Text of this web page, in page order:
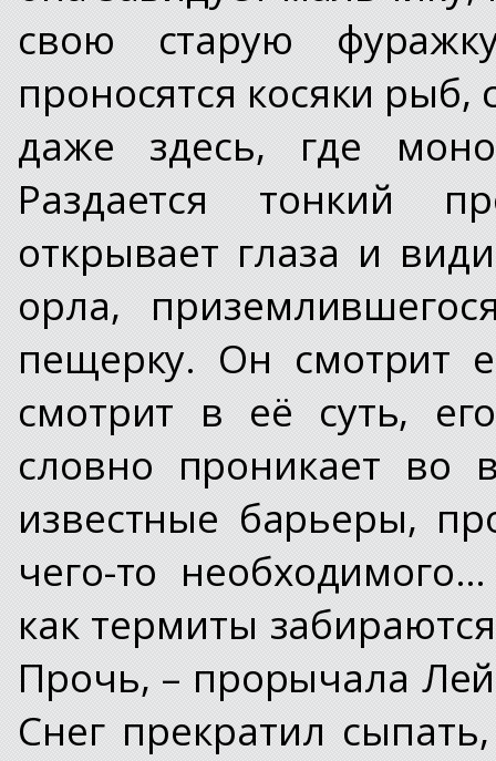
свою старую
проносятся косяки
даже здесь, где
Раздается тонкий
открывает глаза и
орла,
пещерку. Он смотрит
смотрит в её суть,
словно проникает во
известные барьеры,
чего-то
как термиты
Прочь, – прорычала
Снег прекратил